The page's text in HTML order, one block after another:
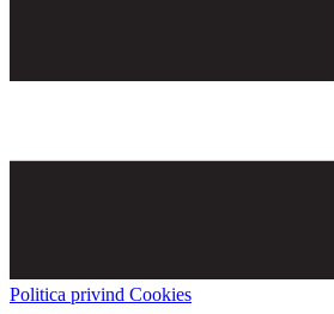
Politica privind Cookies